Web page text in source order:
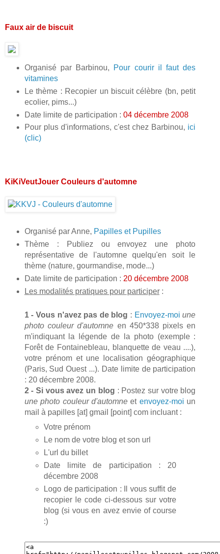
Faux air de biscuit
Organisé par Barbinou, Pour courir il faut des
vitamines
Le thème : Recopier un biscuit célèbre (bn, petit
ecolier, pims...)
Date limite de participation : 04 décembre 2008
Pour plus d'informations, c'est chez Barbinou, ici
(clic)
KiKiVeutJouer Couleurs d'automne
Organisé par Anne, Papilles et Pupilles
Thème : Publiez ou envoyez une photo
représentative de l'automne quelqu'en soit le
thème (nature, gourmandise, mode...)
Date limite de participation : 20 décembre 2008
Les modalités pratiques pour participer:
1 - Vous n'avez pas de blog : Envoyez-moi une
photo couleur d'automne en 450*338 pixels en
m'indiquant la légende de la photo (exemple :
Forêt de Fontainebleau, blanquette de veau ....),
votre prénom et une localisation géographique
(Paris, Sud Ouest ...). Date limite de participation
: 20 décembre 2008.
2 - Si vous avez un blog : Postez sur votre blog
une photo couleur d'automne et envoyez-moi un
mail à papilles [at] gmail [point] com incluant :
Votre prénom
Le nom de votre blog et son url
L'url du billet
Date limite de participation : 20
décembre 2008
Logo de participation : Il vous suffit de
recopier le code ci-dessous sur votre
blog (si vous en avez envie of course
:)